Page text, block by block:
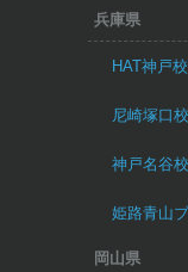
兵庫県
HAT神戸校
尼崎塚口校
神戸名谷校
姫路青山
岡山県